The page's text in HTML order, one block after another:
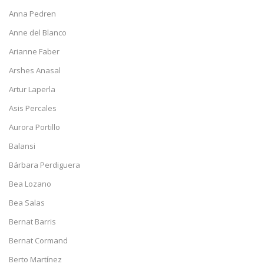
Anna Pedren
Anne del Blanco
Arianne Faber
Arshes Anasal
Artur Laperla
Asis Percales
Aurora Portillo
Balansi
Bárbara Perdiguera
Bea Lozano
Bea Salas
Bernat Barris
Bernat Cormand
Berto Martínez